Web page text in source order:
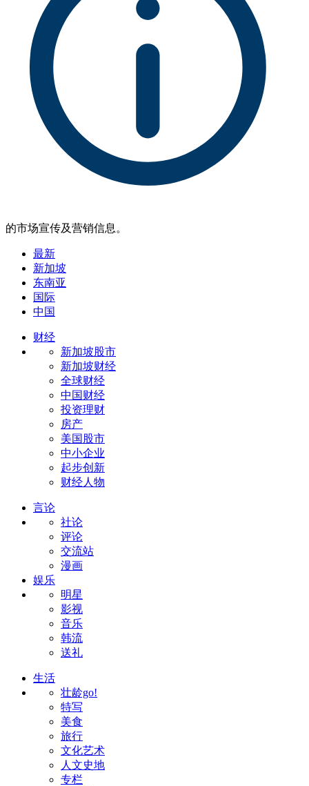
的市场宣传及营销信息。
最新
新加坡
东南亚
国际
中国
财经
新加坡股市
新加坡财经
全球财经
中国财经
投资理财
房产
美国股市
中小企业
起步创新
财经人物
言论
社论
评论
交流站
漫画
娱乐
明星
影视
音乐
韩流
送礼
生活
壮龄go!
特写
美食
旅行
文化艺术
人文史地
专栏